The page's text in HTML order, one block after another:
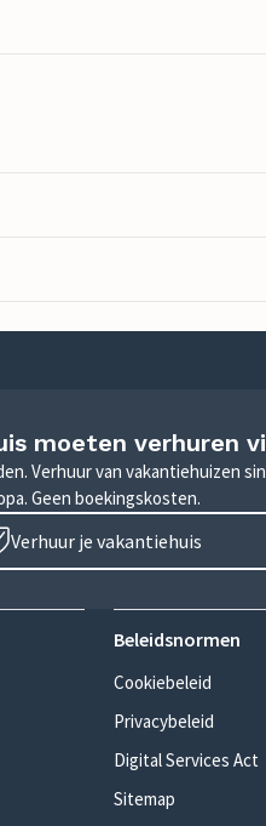
moeten verhuren
Verhuur van vakantiehuizen
Geen boekingskosten.
Verhuur je vakantiehuis
Beleidsnormen
Cookiebeleid
Privacybeleid
Digital Services Act
Sitemap